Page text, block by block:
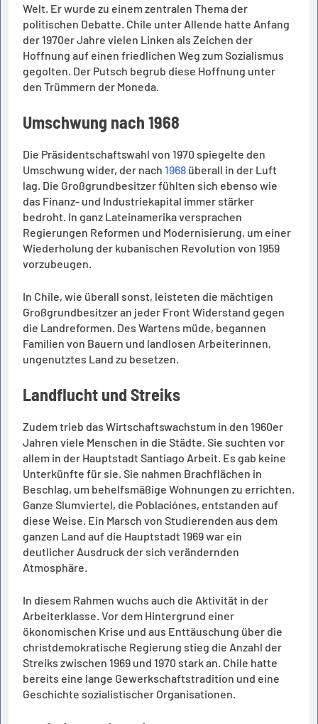
Welt. Er wurde zu einem zentralen Thema der
politischen Debatte. Chile unter Allende hatte Anfang
der 1970er Jahre vielen Linken als Zeichen der
Hoffnung auf einen friedlichen Weg zum Sozialismus
gegolten. Der Putsch begrub diese Hoffnung unter
den Trümmern der Moneda.
Umschwung nach 1968
Die Präsidentschaftswahl von 1970 spiegelte den
Umschwung wider, der nach 1968 überall in der Luft
lag. Die Großgrundbesitzer fühlten sich ebenso wie
das Finanz- und Industriekapital immer stärker
bedroht. In ganz Lateinamerika versprachen
Regierungen Reformen und Modernisierung, um einer
Wiederholung der kubanischen Revolution von 1959
vorzubeugen.
In Chile, wie überall sonst, leisteten die mächtigen
Großgrundbesitzer an jeder Front Widerstand gegen
die Landreformen. Des Wartens müde, begannen
Familien von Bauern und landlosen Arbeiterinnen,
ungenutztes Land zu besetzen.
Landflucht und Streiks
Zudem trieb das Wirtschaftswachstum in den 1960er
Jahren viele Menschen in die Städte. Sie suchten vor
allem in der Hauptstadt Santiago Arbeit. Es gab keine
Unterkünfte für sie. Sie nahmen Brachflächen in
Beschlag, um behelfsmäßige Wohnungen zu errichten.
Ganze Slumviertel, die Poblaciónes, entstanden auf
diese Weise. Ein Marsch von Studierenden aus dem
ganzen Land auf die Hauptstadt 1969 war ein
deutlicher Ausdruck der sich verändernden
Atmosphäre.
In diesem Rahmen wuchs auch die Aktivität in der
Arbeiterklasse. Vor dem Hintergrund einer
ökonomischen Krise und aus Enttäuschung über die
christdemokratische Regierung stieg die Anzahl der
Streiks zwischen 1969 und 1970 stark an. Chile hatte
bereits eine lange Gewerkschaftstradition und eine
Geschichte sozialistischer Organisationen.